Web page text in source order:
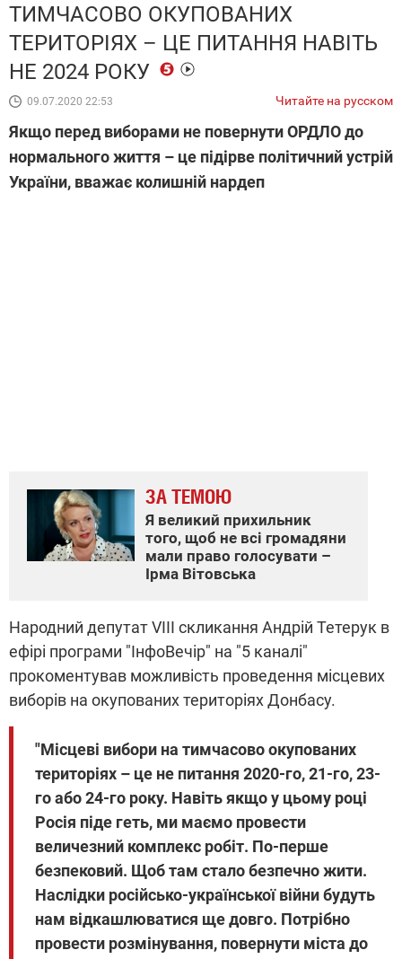
ТИМЧАСОВО ОКУПОВАНИХ
ТЕРИТОРІЯХ – ЦЕ ПИТАННЯ НАВІТЬ
НЕ 2024 РОКУ
09.07.2020 22:53 Читайте на русском
Якщо перед виборами не повернути ОРДЛО до
нормального життя – це підірве політичний устрій
України, вважає колишній нардеп
ЗА ТЕМОЮ
Я великий прихильник
того, щоб не всі громадяни
мали право голосувати –
Ірма Вітовська
Народний депутат VIII скликання Андрій Тетерук в
ефірі програми "ІнфоВечір" на "5 каналі"
прокоментував можливість проведення місцевих
виборів на окупованих територіях Донбасу.
"Місцеві вибори на тимчасово окупованих
територіях – це не питання 2020-го, 21-го, 23-
го або 24-го року. Навіть якщо у цьому році
Росія піде геть, ми маємо провести
величезний комплекс робіт. По-перше
безпековий. Щоб там стало безпечно жити.
Наслідки російсько-української війни будуть
нам відкашлюватися ще довго. Потрібно
провести розмінування, повернути міста до